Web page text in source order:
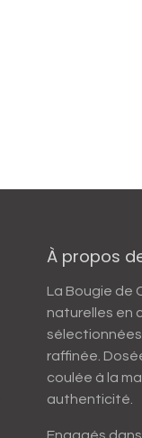
À propos
La Bougie de
naturelles en
raffinée.
coulée à la
authenticité.